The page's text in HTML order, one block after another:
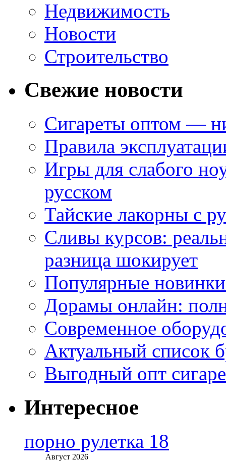
Недвижимость
Новости
Строительство
Свежие новости
Сигареты оптом —
Правила
Игры для слабого
русском
Тайские лакорны с
Сливы курсов:
разница шокирует
Популярные
Дорамы онлайн:
Современное
Актуальный список
Выгодный опт
Интересное
порно рулетка 18
Август 2026